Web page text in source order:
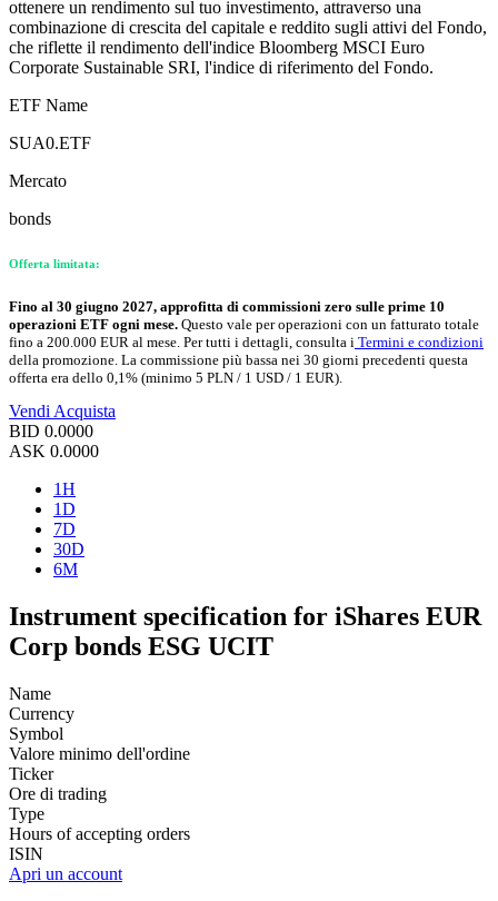
ottenere un rendimento sul tuo investimento, attraverso una
combinazione di crescita del capitale e reddito sugli attivi del Fondo,
che riflette il rendimento dell'indice Bloomberg MSCI Euro
Corporate Sustainable SRI, l'indice di riferimento del Fondo.
ETF Name
SUA0.ETF
Mercato
bonds
Offerta limitata:
Fino al 30 giugno 2027, approfitta di commissioni zero sulle prime 10
operazioni ETF ogni mese. Questo vale per operazioni con un fatturato totale
fino a 200.000 EUR al mese. Per tutti i dettagli, consulta i Termini e condizioni
della promozione. La commissione più bassa nei 30 giorni precedenti questa
offerta era dello 0,1% (minimo 5 PLN / 1 USD / 1 EUR).
Vendi Acquista
BID 0.0000
ASK 0.0000
1H
1D
7D
30D
6M
Instrument specification for iShares EUR
Corp bonds ESG UCIT
Name
Currency
Symbol
Valore minimo dell'ordine
Ticker
Ore di trading
Type
Hours of accepting orders
ISIN
Apri un account